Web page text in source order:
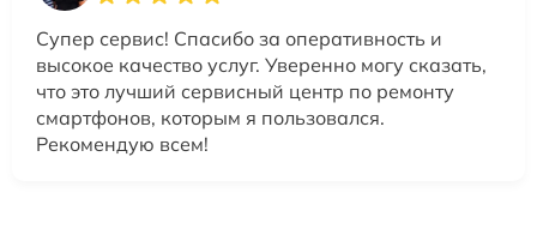
Супер сервис! Спасибо за оперативность и
высокое качество услуг. Уверенно могу сказать,
что это лучший сервисный центр по ремонту
смартфонов, которым я пользовался.
Рекомендую всем!